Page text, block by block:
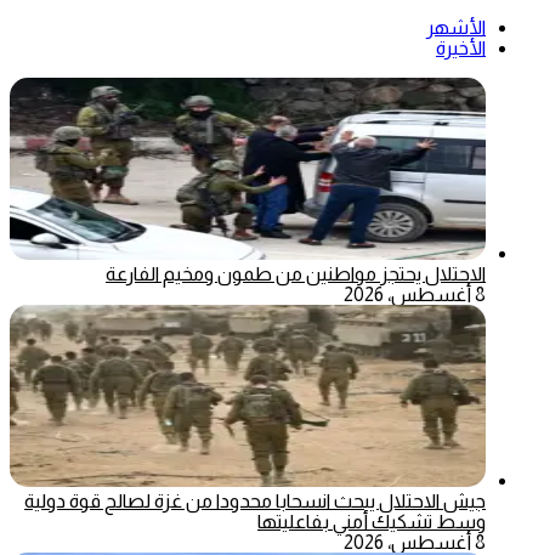
الأشهر
الأخيرة
الاحتلال يحتجز مواطنين من طمون ومخيم الفارعة
8 أغسطس، 2026
جيش الاحتلال يبحث انسحابا محدودا من غزة لصالح قوة دولية
وسط تشكيك أمني بفاعليتها
8 أغسطس، 2026